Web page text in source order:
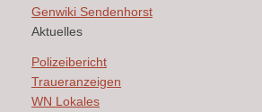
Genwiki Sendenhorst
Aktuelles
Polizeibericht
Traueranzeigen
WN Lokales